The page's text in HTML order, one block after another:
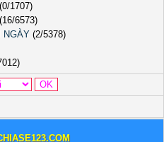
(0/1707)
(16/6573)
NGÀY (2/5378)